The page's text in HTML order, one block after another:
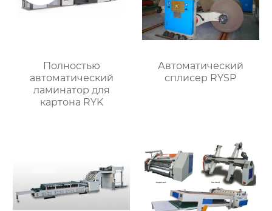
Полностью
автоматический
ламинатор для
картона RYK
Автоматический
сплисер RYSP